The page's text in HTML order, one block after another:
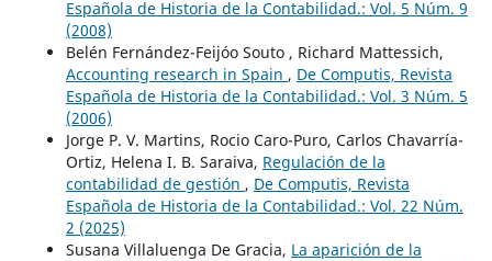
Española de Historia de la Contabilidad.: Vol. 5 Núm. 9
(2008)
Belén Fernández-Feijóo Souto , Richard Mattessich,
Accounting research in Spain , De Computis, Revista
Española de Historia de la Contabilidad.: Vol. 3 Núm. 5
(2006)
Jorge P. V. Martins, Rocio Caro-Puro, Carlos Chavarría-
Ortiz, Helena I. B. Saraiva, Regulación de la
contabilidad de gestión , De Computis, Revista
Española de Historia de la Contabilidad.: Vol. 22 Núm.
2 (2025)
Susana Villaluenga De Gracia, La aparición de la